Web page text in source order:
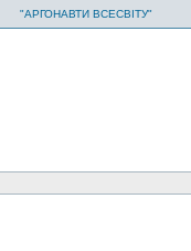
"АРГОНАВТИ ВСЕСВІТУ"